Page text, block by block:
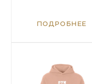
ПОДРОБНЕЕ